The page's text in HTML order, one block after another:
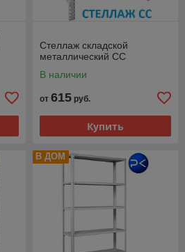
Стеллаж складской
металлический СС
В наличии
от 615 руб.
Купить
В ДОМ